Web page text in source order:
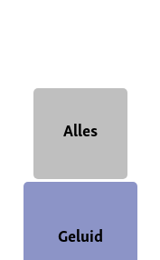
Alles
Geluid